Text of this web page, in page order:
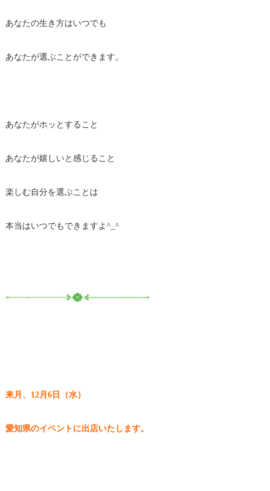
あなたの生き方はいつでも
あなたが選ぶことができます。
あなたがホッとすること
あなたが嬉しいと感じること
楽しむ自分を選ぶことは
本当はいつでもできますよ^_^
来月、12月6日（水）
愛知県のイベントに出店いたします。